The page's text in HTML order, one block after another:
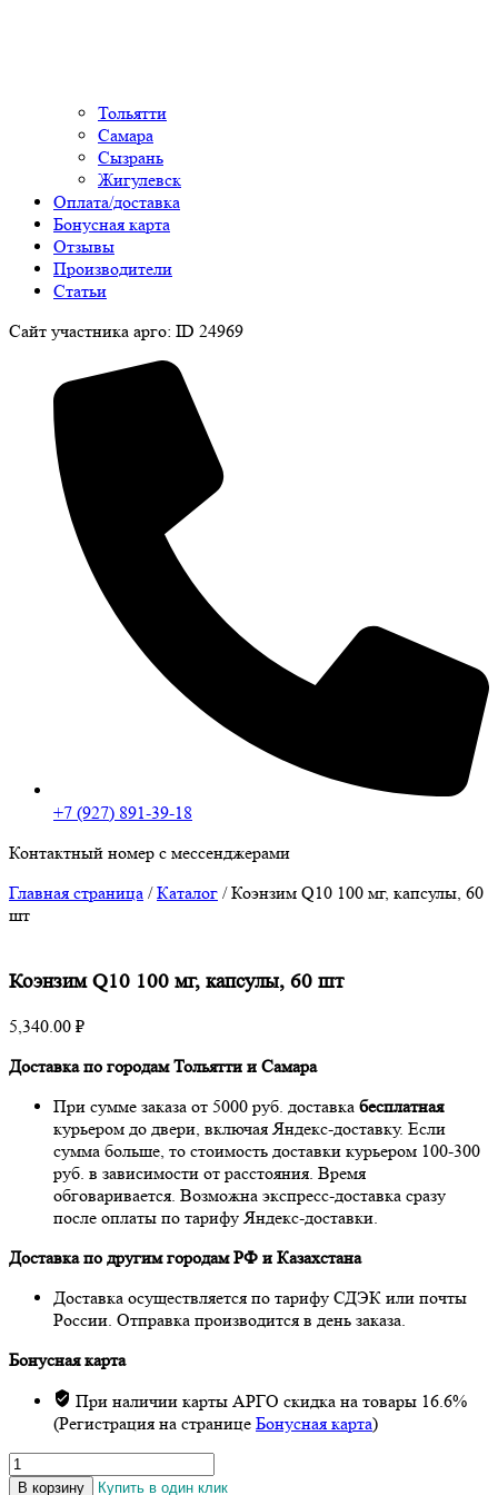
Тольятти
Самара
Сызрань
Жигулевск
Оплата/доставка
Бонусная карта
Отзывы
Производители
Статьи
Сайт участника арго: ID 24969
+7 (927) 891-39-18
Контактный номер с мессенджерами
Главная страница /Каталог /Коэнзим Q10 100 мг, капсулы, 60
шт
Коэнзим Q10 100 мг, капсулы, 60 шт
5,340.00 ₽
Доставка по городам Тольятти и Самара
При сумме заказа от 5000 руб. доставка бесплатная
курьером до двери, включая Яндекс-доставку. Если
сумма больше, то стоимость доставки курьером 100-300
руб. в зависимости от расстояния. Время
обговаривается. Возможна экспресс-доставка сразу
после оплаты по тарифу Яндекс-доставки.
Доставка по другим городам РФ и Казахстана
Доставка осуществляется по тарифу СДЭК или почты
России. Отправка производится в день заказа.
Бонусная карта
При наличии карты АРГО скидка на товары 16.6%
(Регистрация на странице Бонусная карта)
Количество
товара
В корзину Купить в один клик